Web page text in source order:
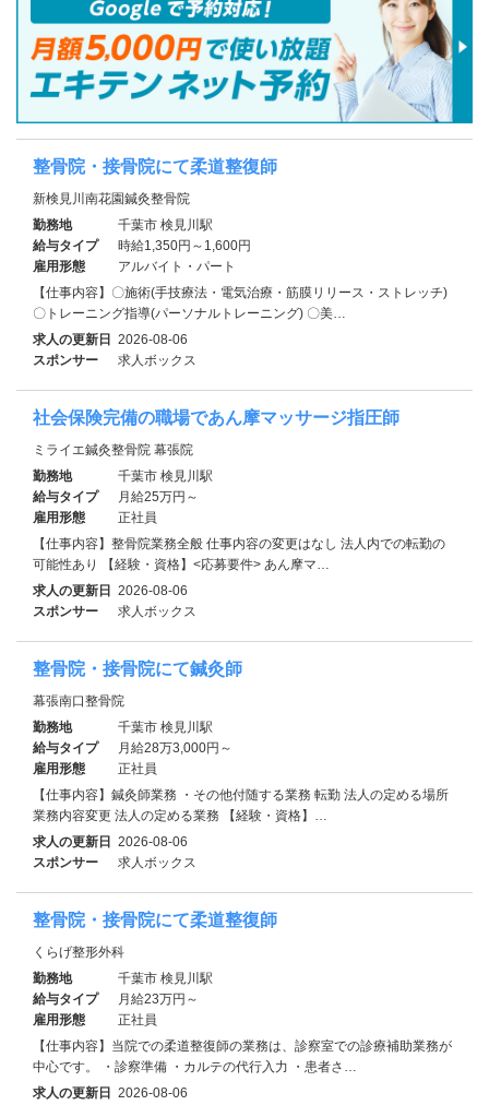
整骨院・接骨院にて柔道整復師
新検見川南花園鍼灸整骨院
勤務地
千葉市 検見川駅
給与タイプ
時給1,350円～1,600円
雇用形態
アルバイト・パート
【仕事内容】〇施術(手技療法・電気治療・筋膜リリース・ストレッチ)
〇トレーニング指導(パーソナルトレーニング) 〇美…
求人の更新日 2026-08-06
スポンサー
求人ボックス
社会保険完備の職場であん摩マッサージ指圧師
ミライエ鍼灸整骨院 幕張院
勤務地
千葉市 検見川駅
給与タイプ
月給25万円～
雇用形態
正社員
【仕事内容】整骨院業務全般 仕事内容の変更はなし 法人内での転勤の
可能性あり 【経験・資格】<応募要件> あん摩マ…
求人の更新日 2026-08-06
スポンサー
求人ボックス
整骨院・接骨院にて鍼灸師
幕張南口整骨院
勤務地
千葉市 検見川駅
給与タイプ
月給28万3,000円～
雇用形態
正社員
【仕事内容】鍼灸師業務 ・その他付随する業務 転勤 法人の定める場所
業務内容変更 法人の定める業務 【経験・資格】…
求人の更新日 2026-08-06
スポンサー
求人ボックス
整骨院・接骨院にて柔道整復師
くらげ整形外科
勤務地
千葉市 検見川駅
給与タイプ
月給23万円～
雇用形態
正社員
【仕事内容】当院での柔道整復師の業務は、診察室での診療補助業務が
中心です。 ・診察準備 ・カルテの代行入力 ・患者さ…
求人の更新日 2026-08-06